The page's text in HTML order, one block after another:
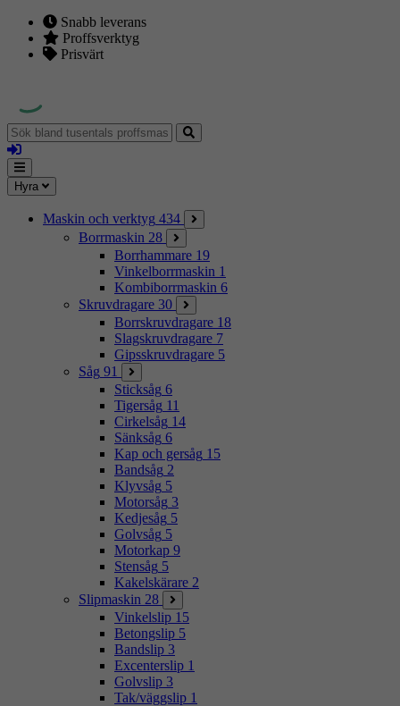
Snabb leverans
Proffsverktyg
Prisvärt
Sök
bland
tusentals
proffsmaskiner
Logga
in
Mina
sidor
Meny
Hyra
Maskin och verktyg 434
Borrmaskin 28
Borrhammare 19
Vinkelborrmaskin 1
Kombiborrmaskin 6
Skruvdragare 30
Borrskruvdragare 18
Slagskruvdragare 7
Gipsskruvdragare 5
Såg 91
Sticksåg 6
Tigersåg 11
Cirkelsåg 14
Sänksåg 6
Kap och gersåg 15
Bandsåg 2
Klyvsåg 5
Motorsåg 3
Kedjesåg 5
Golvsåg 5
Motorkap 9
Stensåg 5
Kakelskärare 2
Slipmaskin 28
Vinkelslip 15
Betongslip 5
Bandslip 3
Excenterslip 1
Golvslip 3
Tak/väggslip 1